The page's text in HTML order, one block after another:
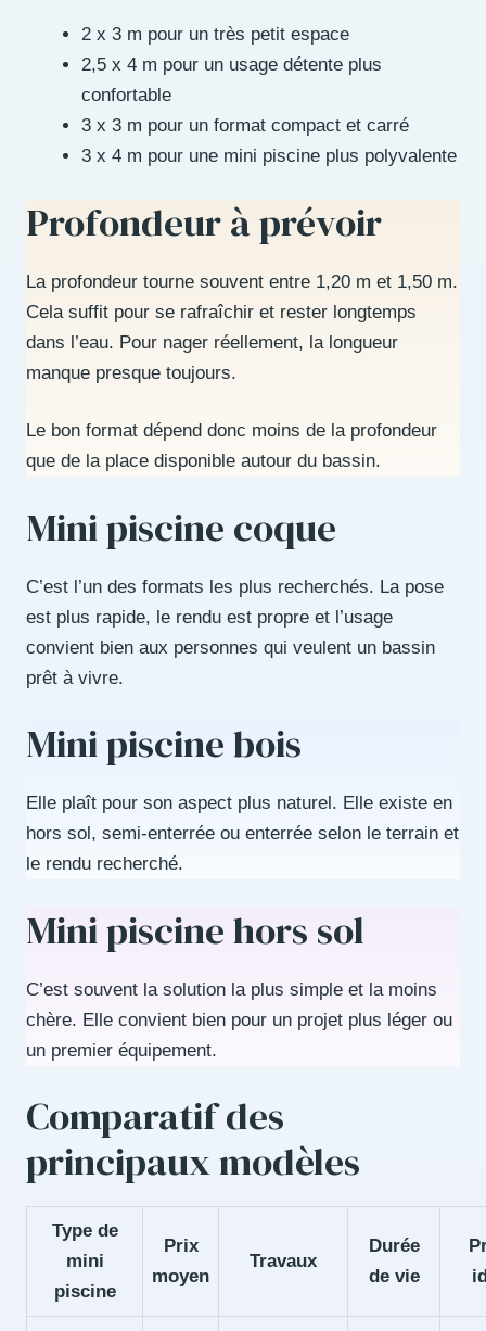
2 x 3 m pour un très petit espace
2,5 x 4 m pour un usage détente plus
confortable
3 x 3 m pour un format compact et carré
3 x 4 m pour une mini piscine plus polyvalente
Profondeur à prévoir
La profondeur tourne souvent entre 1,20 m et 1,50 m.
Cela suffit pour se rafraîchir et rester longtemps
dans l’eau. Pour nager réellement, la longueur
manque presque toujours.
Le bon format dépend donc moins de la profondeur
que de la place disponible autour du bassin.
Mini piscine coque
C’est l’un des formats les plus recherchés. La pose
est plus rapide, le rendu est propre et l’usage
convient bien aux personnes qui veulent un bassin
prêt à vivre.
Mini piscine bois
Elle plaît pour son aspect plus naturel. Elle existe en
hors sol, semi-enterrée ou enterrée selon le terrain et
le rendu recherché.
Mini piscine hors sol
C’est souvent la solution la plus simple et la moins
chère. Elle convient bien pour un projet plus léger ou
un premier équipement.
Comparatif des
principaux modèles
Type de
mini
piscine
Prix
moyen
Travaux
Durée
de vie